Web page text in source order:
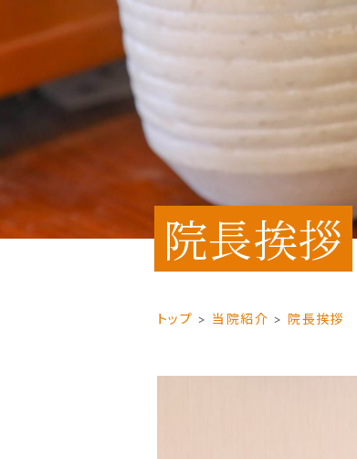
院長挨拶
トップ 当院紹介 院長挨拶